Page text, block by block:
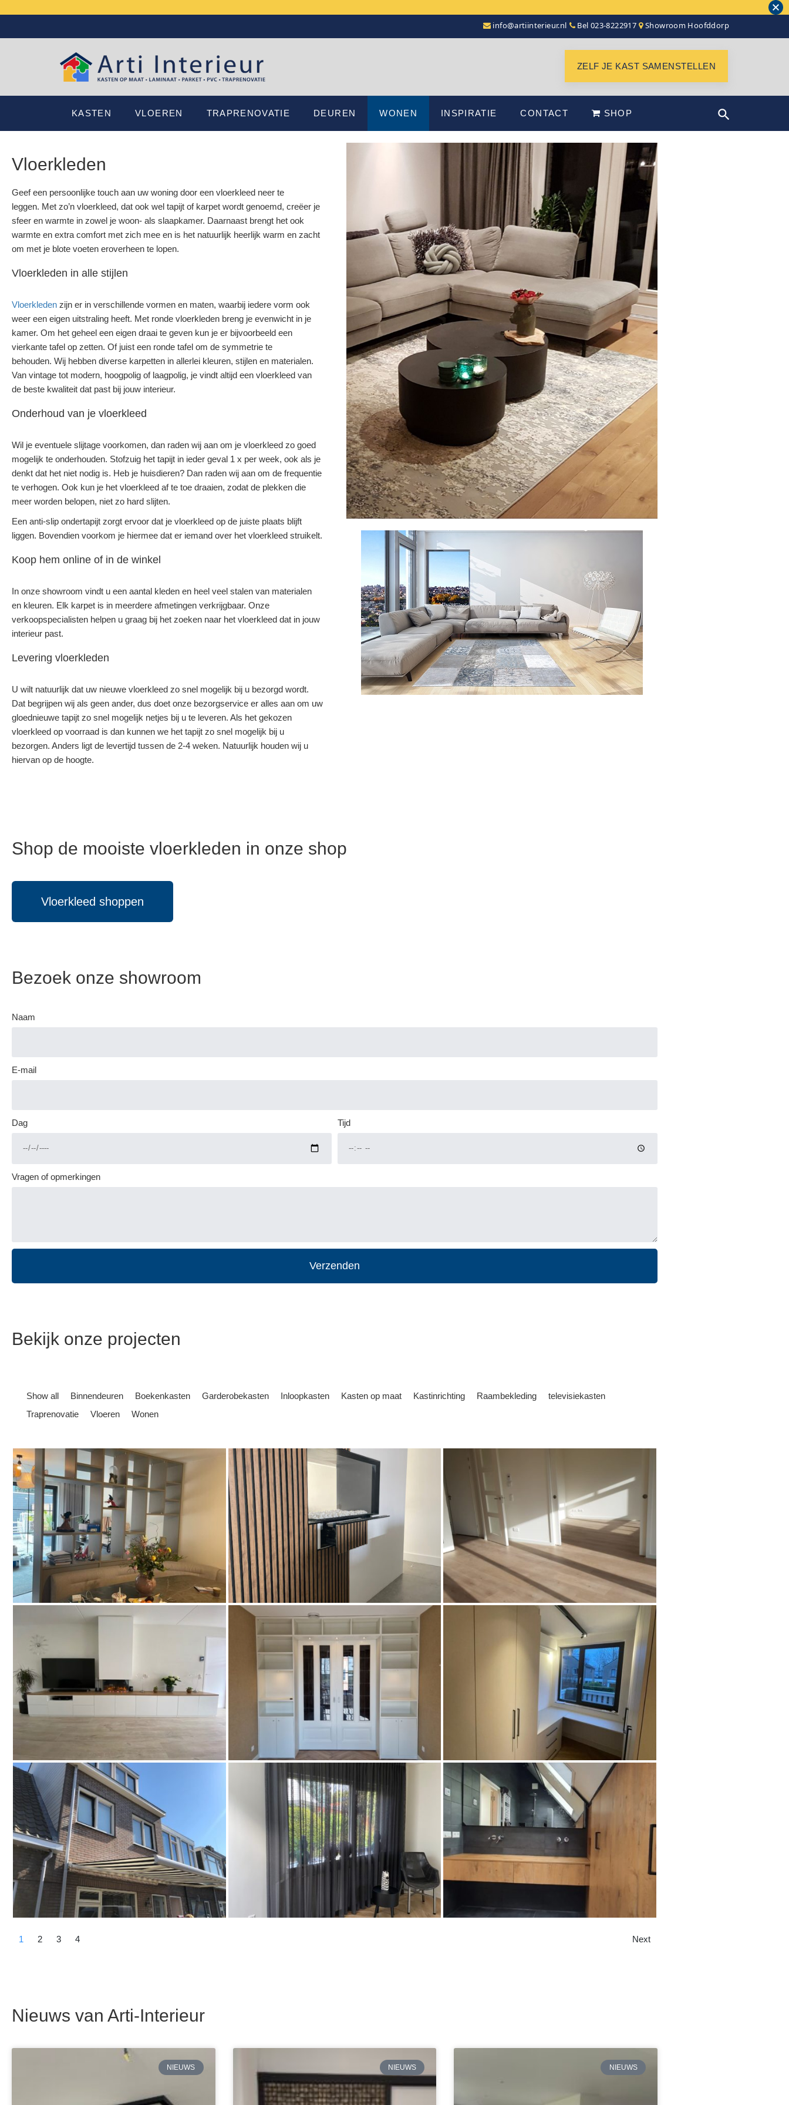
info@artiinterieur.nl Bel 023-8222917 Showroom Hoofddorp
ZELF JE KAST SAMENSTELLEN
KASTEN VLOEREN TRAPRENOVATIE DEUREN WONEN INSPIRATIE CONTACT SHOP
Vloerkleden
Geef een persoonlijke touch aan uw woning door een vloerkleed neer te
leggen. Met zo’n vloerkleed, dat ook wel tapijt of karpet wordt genoemd, creëer je
sfeer en warmte in zowel je woon- als slaapkamer. Daarnaast brengt het ook
warmte en extra comfort met zich mee en is het natuurlijk heerlijk warm en zacht
om met je blote voeten eroverheen te lopen.
Vloerkleden in alle stijlen
Vloerkleden zijn er in verschillende vormen en maten, waarbij iedere vorm ook
weer een eigen uitstraling heeft. Met ronde vloerkleden breng je evenwicht in je
kamer. Om het geheel een eigen draai te geven kun je er bijvoorbeeld een
vierkante tafel op zetten. Of juist een ronde tafel om de symmetrie te
behouden. Wij hebben diverse karpetten in allerlei kleuren, stijlen en materialen.
Van vintage tot modern, hoogpolig of laagpolig, je vindt altijd een vloerkleed van
de beste kwaliteit dat past bij jouw interieur.
Onderhoud van je vloerkleed
Wil je eventuele slijtage voorkomen, dan raden wij aan om je vloerkleed zo goed
mogelijk te onderhouden. Stofzuig het tapijt in ieder geval 1 x per week, ook als je
denkt dat het niet nodig is. Heb je huisdieren? Dan raden wij aan om de frequentie
te verhogen. Ook kun je het vloerkleed af te toe draaien, zodat de plekken die
meer worden belopen, niet zo hard slijten.
Een anti-slip ondertapijt zorgt ervoor dat je vloerkleed op de juiste plaats blijft
liggen. Bovendien voorkom je hiermee dat er iemand over het vloerkleed struikelt.
Koop hem online of in de winkel
In onze showroom vindt u een aantal kleden en heel veel stalen van materialen
en kleuren. Elk karpet is in meerdere afmetingen verkrijgbaar. Onze
verkoopspecialisten helpen u graag bij het zoeken naar het vloerkleed dat in jouw
interieur past.
Levering vloerkleden
U wilt natuurlijk dat uw nieuwe vloerkleed zo snel mogelijk bij u bezorgd wordt.
Dat begrijpen wij als geen ander, dus doet onze bezorgservice er alles aan om uw
gloednieuwe tapijt zo snel mogelijk netjes bij u te leveren. Als het gekozen
vloerkleed op voorraad is dan kunnen we het tapijt zo snel mogelijk bij u
bezorgen. Anders ligt de levertijd tussen de 2-4 weken. Natuurlijk houden wij u
hiervan op de hoogte.
Shop de mooiste vloerkleden in onze shop
Vloerkleed shoppen
Bezoek onze showroom
Naam
E-mail
Dag Tijd
Vragen of opmerkingen
Verzenden
Bekijk onze projecten
Show all Binnendeuren Boekenkasten Garderobekasten Inloopkasten Kasten op maat Kastinrichting Raambekleding
televisiekasten
Traprenovatie
Vloeren Wonen
1 2 3 4 Next
Nieuws van Arti-Interieur
NIEUWS NIEUWS NIEUWS